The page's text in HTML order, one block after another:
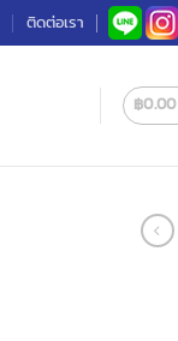
ติดต่อเรา
฿0.00